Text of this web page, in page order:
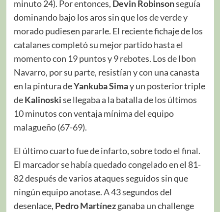
minuto 24). Por entonces, Devin Robinsonseguía
dominando bajo los aros sin que los de verde y
morado pudiesen pararle. El reciente fichaje de los
catalanes completó su mejor partido hasta el
momento con 19 puntos y 9 rebotes. Los de Ibon
Navarro, por su parte, resistían y con una canasta
en la pintura deYankuba Simay un posterior triple
deKalinoskise llegaba a la batalla de los últimos
10 minutos con ventaja mínima del equipo
malagueño (67-69).
El último cuarto fue de infarto, sobre todo el final.
El marcador se había quedado congelado en el 81-
82 después de varios ataques seguidos sin que
ningún equipo anotase. A 43 segundos del
desenlace, Pedro Martínezganaba un challenge